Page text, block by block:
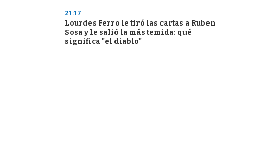
21:17
Lourdes Ferro le tiró las cartas a Ruben
Sosa y le salió la más temida: qué
significa "el diablo"